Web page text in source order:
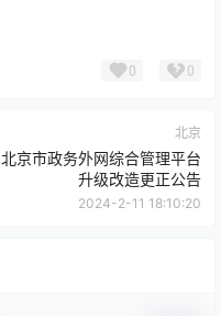
0 0
北京
北京市政务外网综合管理平台
升级改造更正公告
2024-2-11 18:10:20